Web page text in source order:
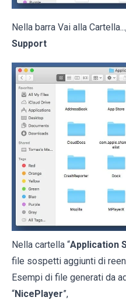
Nella barra Vai alla
Support
Nella cartella “Application
file sospetti aggiunti di
Esempi di file generati da
“NicePlayer”,